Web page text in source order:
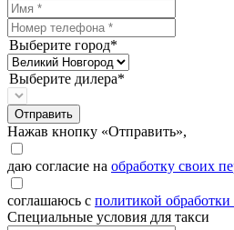
Выберите город*
Выберите дилера*
Отправить
Нажав кнопку «Отправить»,
даю согласие на обработку своих
соглашаюсь с политикой
Специальные условия для такси